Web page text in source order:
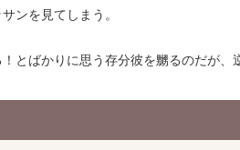
ンを見てしまう。
とばかりに思う存分彼を嬲るのだが